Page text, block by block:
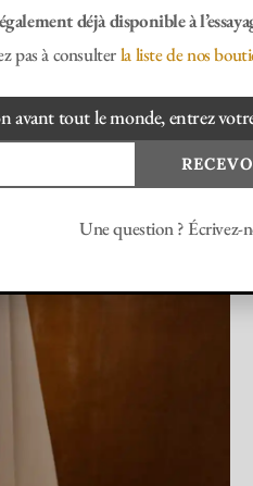
déjà disponible à
pas à consulterla liste de nos
tout le monde, entrez
Une question ? Écrivez-